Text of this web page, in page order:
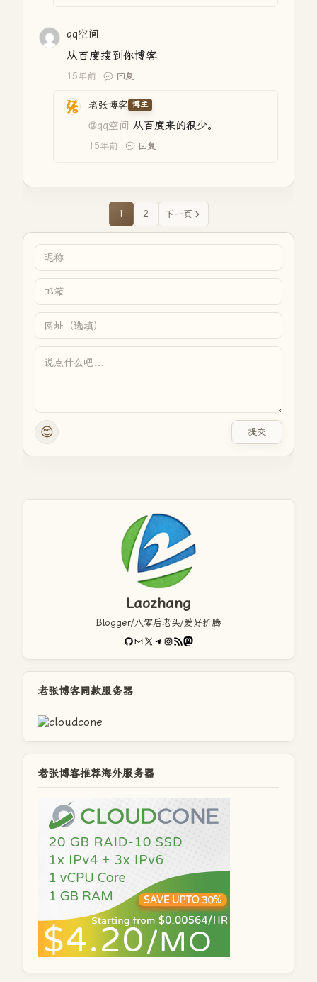
qq空间
从百度搜到你博客
15年前 回复
老张博客 博主
@qq空间 从百度来的很少。
15年前 回复
1 2 下一页
😊 提交
Laozhang
Blogger/八零后老头/爱好折腾
GitHub
电子邮件X Telegram
Instagram
RSS FeedMastodon
老张博客同款服务器
老张博客推荐海外服务器